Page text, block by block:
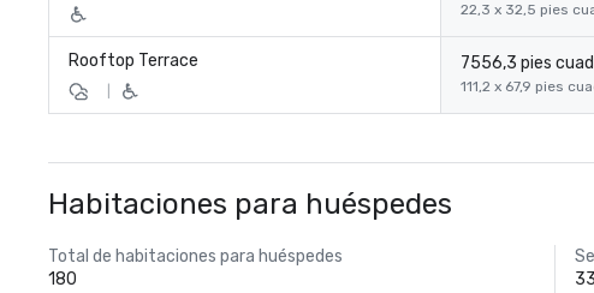
22,3 x 32,5 pies
Rooftop Terrace 7556,3 pies
111,2 x 67,9 pies
Habitaciones para huéspedes
Total de habitaciones para huéspedes
180